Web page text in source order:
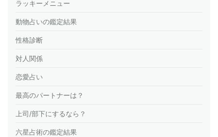
ラッキーメニュー
動物占いの鑑定結果
性格診断
対人関係
恋愛占い
最高のパートナーは？
上司/部下にするなら？
六星占術の鑑定結果